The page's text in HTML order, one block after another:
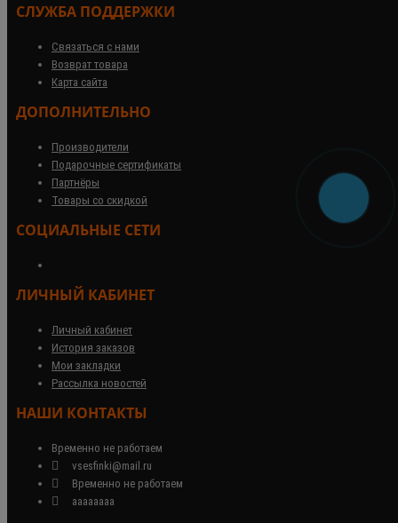
СЛУЖБА ПОДДЕРЖКИ
Связаться с нами
Возврат товара
Карта сайта
ДОПОЛНИТЕЛЬНО
Производители
Подарочные сертификаты
Партнёры
Товары со скидкой
СОЦИАЛЬНЫЕ СЕТИ
ЛИЧНЫЙ КАБИНЕТ
Личный кабинет
История заказов
Мои закладки
Рассылка новостей
НАШИ КОНТАКТЫ
Временно не работаем
vsesfinki@mail.ru
Временно не работаем
аааааааа